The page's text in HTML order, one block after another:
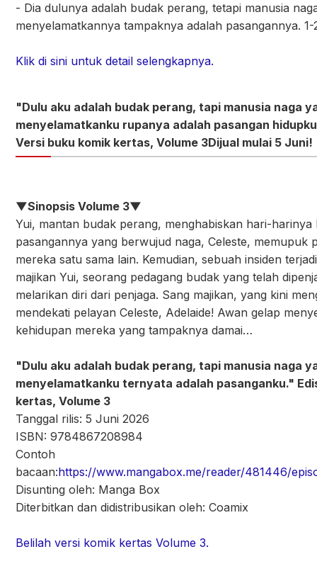
- Dia dulunya adalah budak perang, tetapi manusia
menyelamatkannya tampaknya adalah pasangannya. 1-
Klik di sini untuk detail selengkapnya.
"Dulu aku adalah budak perang, tapi manusia naga
menyelamatkanku rupanya adalah pasangan
Versi buku komik kertas, Volume 3Dijual mulai 5 Juni!
▼Sinopsis Volume 3▼
Yui, mantan budak perang, menghabiskan hari-harinya
pasangannya yang berwujud naga, Celeste, memupuk
mereka satu sama lain. Kemudian, sebuah insiden
majikan Yui, seorang pedagang budak yang telah
melarikan diri dari penjaga. Sang majikan, yang kini
mendekati pelayan Celeste, Adelaide! Awan gelap
kehidupan mereka yang tampaknya damai…
"Dulu aku adalah budak perang, tapi manusia naga
menyelamatkanku ternyata adalah pasanganku."
kertas, Volume 3
Tanggal rilis: 5 Juni 2026
ISBN: 9784867208984
Contoh
bacaan:https://www.mangabox.me/reader/481446/
Disunting oleh: Manga Box
Diterbitkan dan didistribusikan oleh: Coamix
Belilah versi komik kertas Volume 3.